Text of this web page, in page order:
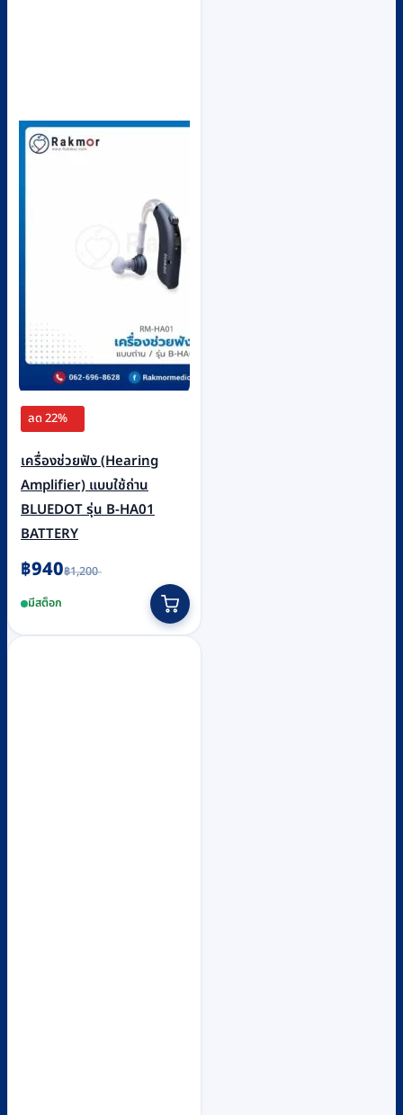
ลด 22%
เครื่องช่วยฟัง (Hearing
Amplifier) แบบใช้ถ่าน
BLUEDOT รุ่น B-HA01
BATTERY
฿1,200
Original
price
was:
฿1,200.
฿940
Current
price
is:
฿940.
มีสต็อก